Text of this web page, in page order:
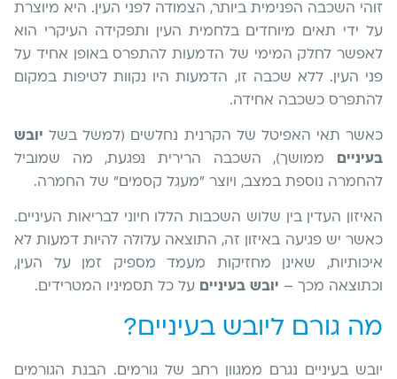
זוהי השכבה הפנימית ביותר, הצמודה לפני העין. היא מיוצרת
על ידי תאים מיוחדים בלחמית העין ותפקידה העיקרי הוא
לאפשר לחלק המימי של הדמעות להתפרס באופן אחיד על
פני העין. ללא שכבה זו, הדמעות היו נקוות לטיפות במקום
להתפרס כשכבה אחידה.
כאשר תאי האפיטל של הקרנית נחלשים (למשל בשל יובש
בעיניים
ממושך), השכבה הרירית נפגעת, מה שמוביל
להחמרה נוספת במצב, ויוצר "מעגל קסמים" של החמרה.
האיזון העדין בין שלוש השכבות הללו חיוני לבריאות העיניים.
כאשר יש פגיעה באיזון זה, התוצאה עלולה להיות דמעות לא
איכותיות, שאינן מחזיקות מעמד מספיק זמן על העין,
וכתוצאה מכך – יובש בעיניים על כל תסמיניו המטרידים.
מה גורם ליובש בעיניים?
יובש בעיניים נגרם ממגוון רחב של גורמים. הבנת הגורמים